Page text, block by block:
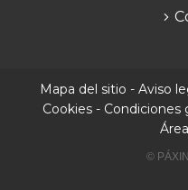
Mapa del sitio - Aviso
Cookies- Condiciones
©